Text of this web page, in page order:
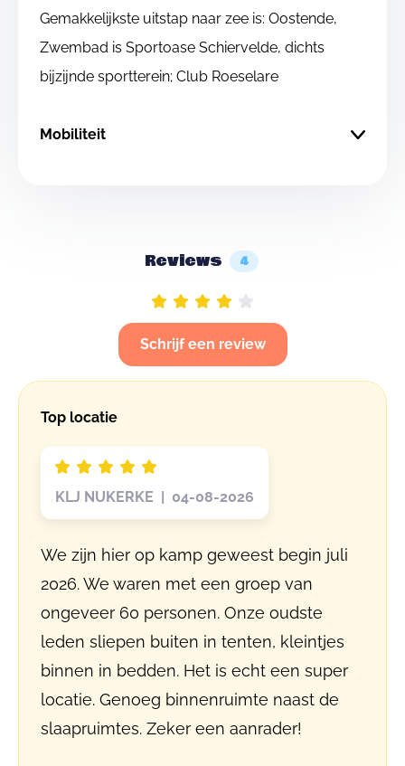
Gemakkelijkste uitstap naar zee is: Oostende,
Zwembad is Sportoase Schiervelde, dichts
bijzijnde sportterein; Club Roeselare
Mobiliteit
Reviews 4
Schrijf een review
Top locatie
KLJ NUKERKE | 04-08-2026
We zijn hier op kamp geweest begin juli
2026. We waren met een groep van
ongeveer 60 personen. Onze oudste
leden sliepen buiten in tenten, kleintjes
binnen in bedden. Het is echt een super
locatie. Genoeg binnenruimte naast de
slaapruimtes. Zeker een aanrader!